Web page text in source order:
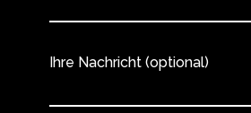
Ihre Nachricht (optional)